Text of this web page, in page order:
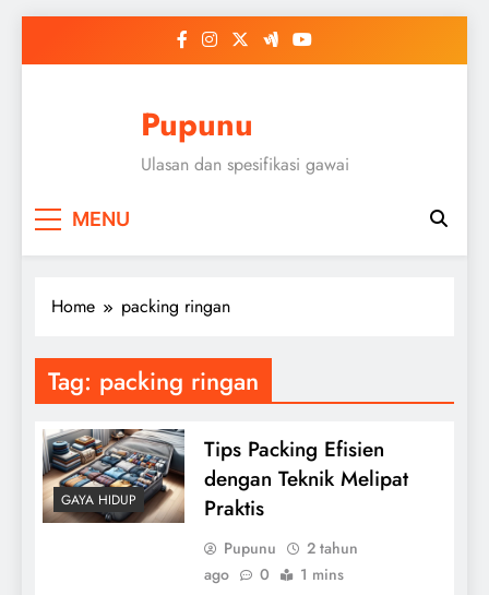
Pupunu
Ulasan dan spesifikasi gawai
MENU
Home packing ringan
Tag: packing ringan
GAYA HIDUP
Tips Packing Efisien
dengan Teknik Melipat
Praktis
Pupunu
2 tahun
ago
0 1 mins